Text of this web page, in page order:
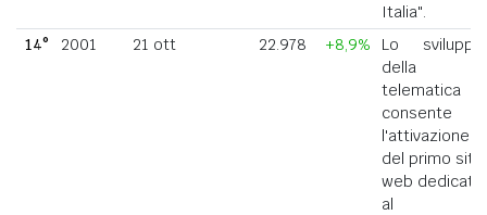
Italia".
14°
2001 21 ott 22.978 +8,9%
Lo sviluppo
della
telematica
consente
l'attivazione
del primo sito
web dedicato
al